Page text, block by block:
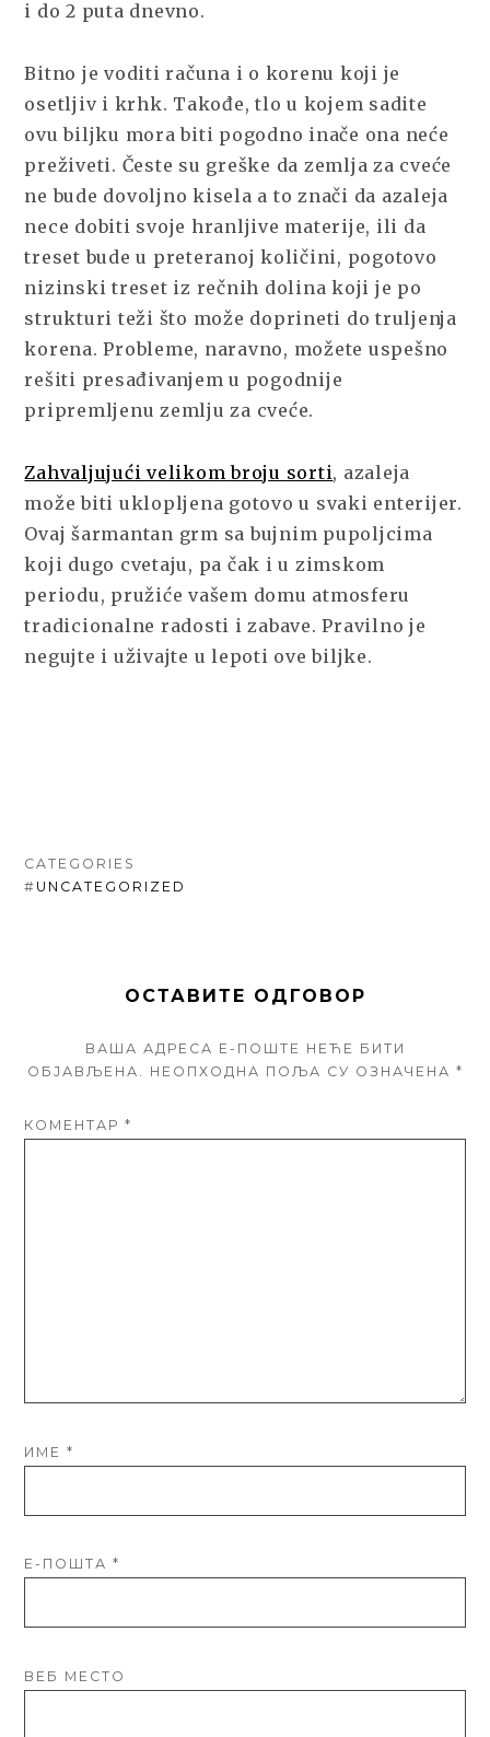
i do 2 puta dnevno.
Bitno je voditi računa i o korenu koji je
osetljiv i krhk. Takođe, tlo u kojem sadite
ovu biljku mora biti pogodno inače ona neće
preživeti. Česte su greške da zemlja za cveće
ne bude dovoljno kisela a to znači da azaleja
nece dobiti svoje hranljive materije, ili da
treset bude u preteranoj količini, pogotovo
nizinski treset iz rečnih dolina koji je po
strukturi teži što može doprineti do truljenja
korena. Probleme, naravno, možete uspešno
rešiti presađivanjem u pogodnije
pripremljenu zemlju za cveće.
Zahvaljujući velikom broju sorti, azaleja
može biti uklopljena gotovo u svaki enterijer.
Ovaj šarmantan grm sa bujnim pupoljcima
koji dugo cvetaju, pa čak i u zimskom
periodu, pružiće vašem domu atmosferu
tradicionalne radosti i zabave. Pravilno je
negujte i uživajte u lepoti ove biljke.
CATEGORIES
# UNCATEGORIZED
ОСТАВИТЕ ОДГОВОР
ВАША АДРЕСА Е-ПОШТЕ НЕЋЕ БИТИ
ОБЈАВЉЕНА. НЕОПХОДНА ПОЉА СУ ОЗНАЧЕНА *
КОМЕНТАР*
ИМЕ*
Е-ПОШТА*
ВЕБ МЕСТО